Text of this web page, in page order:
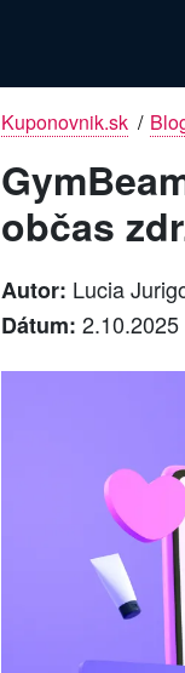
Kuponovnik.sk /
občas
Autor: Lucia
Dátum: 2.10.2025